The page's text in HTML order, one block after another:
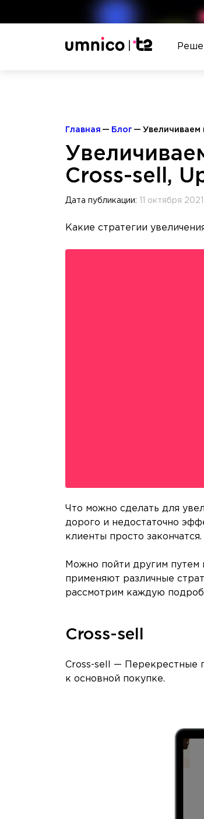
Главная Блог Увеличиваем
Cross-sell,
Дата публикации: 11 октября 2021
Какие стратегии
Что можно сделать для
дорого и недостаточно
клиенты просто закончатся.
Можно пойти другим путем
применяют различные
рассмотрим каждую
Cross-sell
Cross-sell — Перекрестные
к основной покупке.